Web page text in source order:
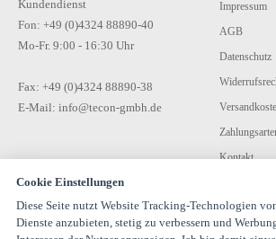
Kundendienst
Fon: +49 (0)4324 88890-40
Mo-Fr. 9:00 - 16:30 Uhr
Fax: +49 (0)4324 88890-38
E-Mail: info@tecon-gmbh.de
Impressum
AGB
Datenschutz
Kontakt
Cookie Einstellungen
Diese Seite nutzt Website Tracking-Technologien
Dienste anzubieten, stetig zu verbessern und